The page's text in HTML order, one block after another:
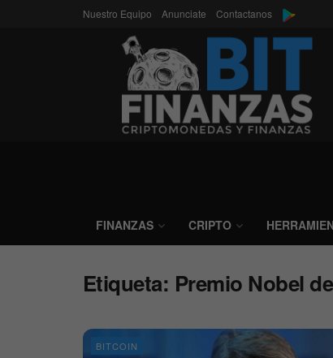
Nuestro Equipo Anunciate Contactanos
FINANZAS CRIPTO
Etiqueta: Premio Nobel
BITCOIN